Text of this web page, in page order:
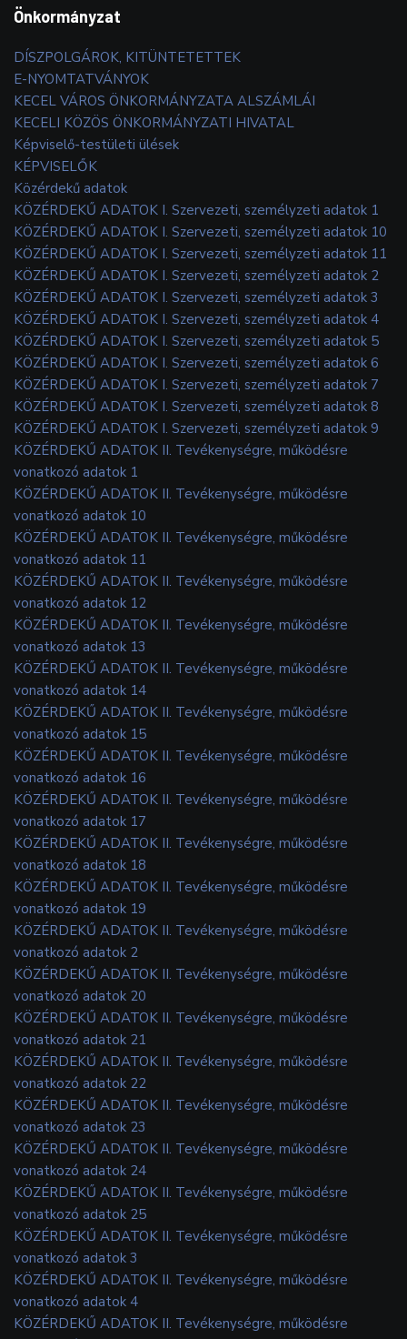
Önkormányzat
DÍSZPOLGÁROK, KITÜNTETETTEK
E-NYOMTATVÁNYOK
KECEL VÁROS ÖNKORMÁNYZATA ALSZÁMLÁI
KECELI KÖZÖS ÖNKORMÁNYZATI HIVATAL
Képviselő-testületi ülések
KÉPVISELŐK
Közérdekű adatok
KÖZÉRDEKŰ ADATOK I. Szervezeti, személyzeti adatok 1
KÖZÉRDEKŰ ADATOK I. Szervezeti, személyzeti adatok 10
KÖZÉRDEKŰ ADATOK I. Szervezeti, személyzeti adatok 11
KÖZÉRDEKŰ ADATOK I. Szervezeti, személyzeti adatok 2
KÖZÉRDEKŰ ADATOK I. Szervezeti, személyzeti adatok 3
KÖZÉRDEKŰ ADATOK I. Szervezeti, személyzeti adatok 4
KÖZÉRDEKŰ ADATOK I. Szervezeti, személyzeti adatok 5
KÖZÉRDEKŰ ADATOK I. Szervezeti, személyzeti adatok 6
KÖZÉRDEKŰ ADATOK I. Szervezeti, személyzeti adatok 7
KÖZÉRDEKŰ ADATOK I. Szervezeti, személyzeti adatok 8
KÖZÉRDEKŰ ADATOK I. Szervezeti, személyzeti adatok 9
KÖZÉRDEKŰ ADATOK II. Tevékenységre, működésre
vonatkozó adatok 1
KÖZÉRDEKŰ ADATOK II. Tevékenységre, működésre
vonatkozó adatok 10
KÖZÉRDEKŰ ADATOK II. Tevékenységre, működésre
vonatkozó adatok 11
KÖZÉRDEKŰ ADATOK II. Tevékenységre, működésre
vonatkozó adatok 12
KÖZÉRDEKŰ ADATOK II. Tevékenységre, működésre
vonatkozó adatok 13
KÖZÉRDEKŰ ADATOK II. Tevékenységre, működésre
vonatkozó adatok 14
KÖZÉRDEKŰ ADATOK II. Tevékenységre, működésre
vonatkozó adatok 15
KÖZÉRDEKŰ ADATOK II. Tevékenységre, működésre
vonatkozó adatok 16
KÖZÉRDEKŰ ADATOK II. Tevékenységre, működésre
vonatkozó adatok 17
KÖZÉRDEKŰ ADATOK II. Tevékenységre, működésre
vonatkozó adatok 18
KÖZÉRDEKŰ ADATOK II. Tevékenységre, működésre
vonatkozó adatok 19
KÖZÉRDEKŰ ADATOK II. Tevékenységre, működésre
vonatkozó adatok 2
KÖZÉRDEKŰ ADATOK II. Tevékenységre, működésre
vonatkozó adatok 20
KÖZÉRDEKŰ ADATOK II. Tevékenységre, működésre
vonatkozó adatok 21
KÖZÉRDEKŰ ADATOK II. Tevékenységre, működésre
vonatkozó adatok 22
KÖZÉRDEKŰ ADATOK II. Tevékenységre, működésre
vonatkozó adatok 23
KÖZÉRDEKŰ ADATOK II. Tevékenységre, működésre
vonatkozó adatok 24
KÖZÉRDEKŰ ADATOK II. Tevékenységre, működésre
vonatkozó adatok 25
KÖZÉRDEKŰ ADATOK II. Tevékenységre, működésre
vonatkozó adatok 3
KÖZÉRDEKŰ ADATOK II. Tevékenységre, működésre
vonatkozó adatok 4
KÖZÉRDEKŰ ADATOK II. Tevékenységre, működésre